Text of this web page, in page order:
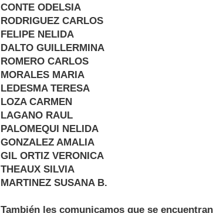
CONTE ODELSIA
RODRIGUEZ CARLOS
FELIPE NELIDA
DALTO GUILLERMINA
ROMERO CARLOS
MORALES MARIA
LEDESMA TERESA
LOZA CARMEN
LAGANO RAUL
PALOMEQUI NELIDA
GONZALEZ AMALIA
GIL ORTIZ VERONICA
THEAUX SILVIA
MARTINEZ SUSANA B.
También les comunicamos que se